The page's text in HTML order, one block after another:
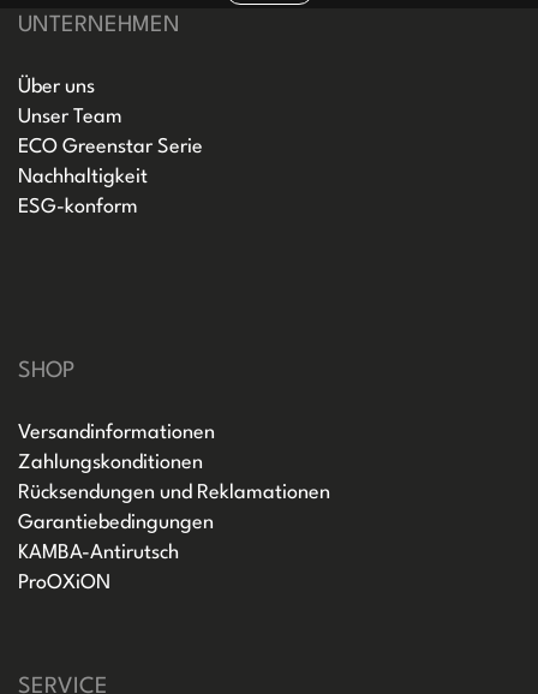
UNTERNEHMEN
Über uns
Unser Team
ECO Greenstar Serie
Nachhaltigkeit
ESG-konform
SHOP
Versandinformationen
Zahlungskonditionen
Rücksendungen und Reklamationen
Garantiebedingungen
KAMBA-Antirutsch
ProOXiON
SERVICE